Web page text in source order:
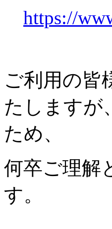
https://
ご利用の皆
たしますが
ため、
何卒ご理解
す。